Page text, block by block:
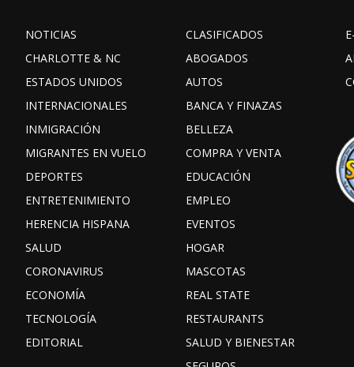
NOTICIAS
CHARLOTTE & NC
ESTADOS UNIDOS
INTERNACIONALES
INMIGRACIÓN
MIGRANTES EN VUELO
DEPORTES
ENTRETENIMIENTO
HERENCIA HISPANA
SALUD
CORONAVIRUS
ECONOMÍA
TECNOLOGÍA
EDITORIAL
CLASIFICADOS
ABOGADOS
AUTOS
BANCA Y FINAZAS
BELLEZA
COMPRA Y VENTA
EDUCACIÓN
EMPLEO
EVENTOS
HOGAR
MASCOTAS
REAL STATE
RESTAURANTS
SALUD Y BIENESTAR